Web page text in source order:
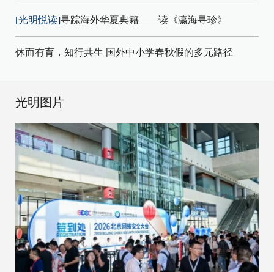
[光明悦读]寻踪海外华夏典籍——读《瀛海寻珍》
休而有育，知行共生 国外中小学春秋假的多元路径
光明图片